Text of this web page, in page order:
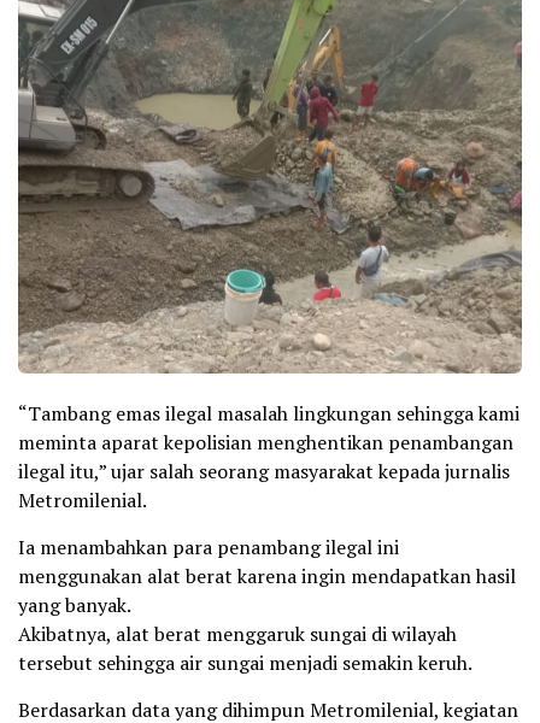
“Tambang emas ilegal masalah lingkungan sehingga kami
meminta aparat kepolisian menghentikan penambangan
ilegal itu,” ujar salah seorang masyarakat kepada jurnalis
Metromilenial.
Ia menambahkan para penambang ilegal ini
menggunakan alat berat karena ingin mendapatkan hasil
yang banyak.
Akibatnya, alat berat menggaruk sungai di wilayah
tersebut sehingga air sungai menjadi semakin keruh.
Berdasarkan data yang dihimpun Metromilenial, kegiatan